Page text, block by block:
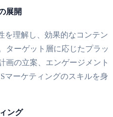
展開
を理解し、効果的なコンテン
ターゲット層に応じたプラッ
画の立案、エンゲージメント
マーケティングのスキルを身
ング